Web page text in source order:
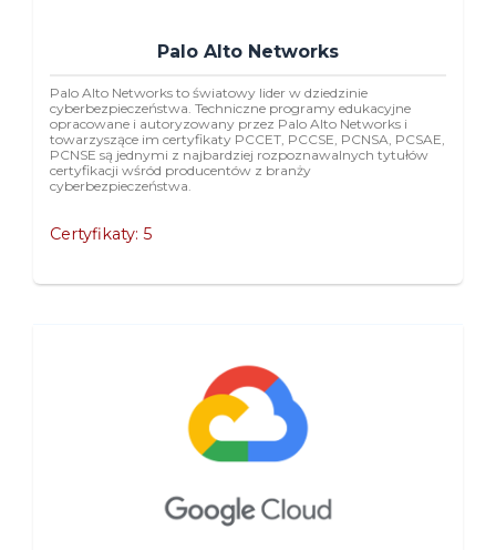
Palo Alto Networks
Palo Alto Networks to światowy lider w dziedzinie
cyberbezpieczeństwa. Techniczne programy edukacyjne
opracowane i autoryzowany przez Palo Alto Networks i
towarzyszące im certyfikaty PCCET, PCCSE, PCNSA, PCSAE,
PCNSE są jednymi z najbardziej rozpoznawalnych tytułów
certyfikacji wśród producentów z branży
cyberbezpieczeństwa.
Certyfikaty: 5